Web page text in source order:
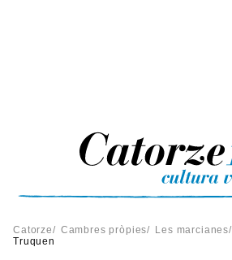
Catorze/ Cambres pròpies/ Les marcianes/
Truquen